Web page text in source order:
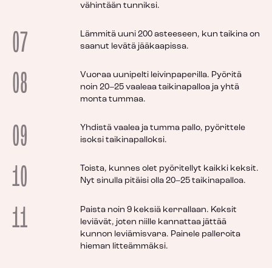
vähintään tunniksi.
07
Lämmitä uuni 200 asteeseen, kun taikina on
saanut levätä jääkaapissa.
08
Vuoraa uunipelti leivinpaperilla. Pyöritä
noin 20–25 vaaleaa taikinapalloa ja yhtä
monta tummaa.
09
Yhdistä vaalea ja tumma pallo, pyörittele
isoksi taikinapalloksi.
10
Toista, kunnes olet pyöritellyt kaikki keksit.
Nyt sinulla pitäisi olla 20–25 taikinapalloa.
11
Paista noin 9 keksiä kerrallaan. Keksit
leviävät, joten niille kannattaa jättää
kunnon leviämisvara. Painele palleroita
hieman litteämmäksi.